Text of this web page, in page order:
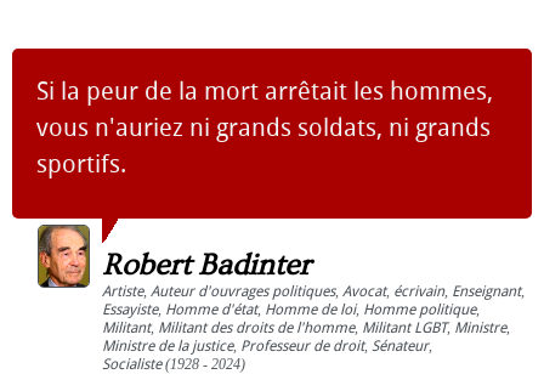
Si la peur de la mort arrêtait les hommes,
vous n'auriez ni grands soldats, ni grands
sportifs.
Robert Badinter
Artiste, Auteur d'ouvrages politiques, Avocat, écrivain, Enseignant,
Essayiste, Homme d'état, Homme de loi, Homme politique,
Militant, Militant des droits de l'homme, Militant LGBT, Ministre,
Ministre de la justice, Professeur de droit, Sénateur,
Socialiste(1928 - 2024)